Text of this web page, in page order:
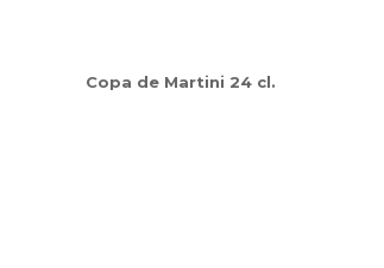
Copa de Martini 24 cl.